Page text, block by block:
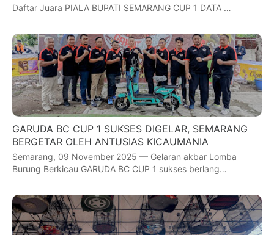
Daftar Juara PIALA BUPATI SEMARANG CUP 1 DATA …
GARUDA BC CUP 1 SUKSES DIGELAR, SEMARANG
BERGETAR OLEH ANTUSIAS KICAUMANIA
Semarang, 09 November 2025 — Gelaran akbar Lomba
Burung Berkicau GARUDA BC CUP 1 sukses berlang…